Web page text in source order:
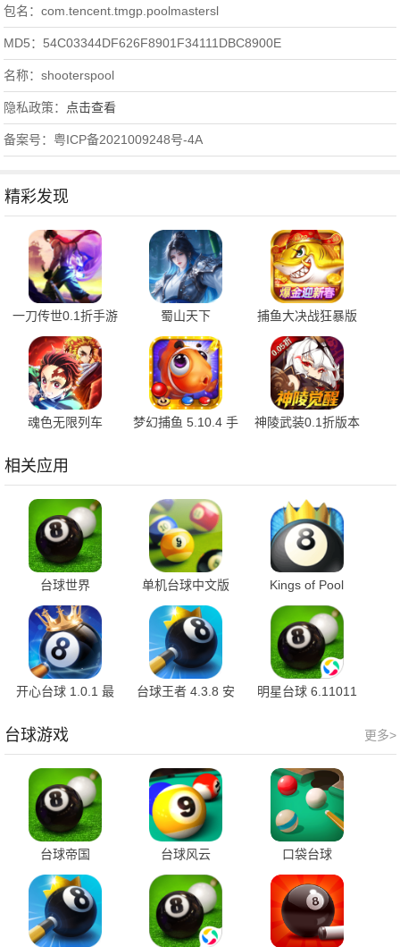
包名：com.tencent.tmgp.poolmastersl
MD5：54C03344DF626F8901F34111DBC8900E
名称：shooterspool
隐私政策： 点击查看
备案号：粤ICP备2021009248号-4A
精彩发现
一刀传世0.1折手游
平台 101.3.0 最新
版
蜀山天下
24122711 安卓版
捕鱼大决战狂暴版
122.7.293 安卓版
魂色无限列车
梦幻捕鱼 5.10.4 手
神陵武装0.1折版本
相关应用
台球世界
6.810012 最新版
单机台球中文版
4.4 经典版
Kings of Pool
1.25.5 官方版
开心台球 1.0.1 最
台球王者 4.3.8 安
明星台球 6.11011
更多>
台球游戏
台球帝国
6.810012 最新版
台球风云
1.5.9.408 官方版
口袋台球
PocketPool v1.0.1
官方版